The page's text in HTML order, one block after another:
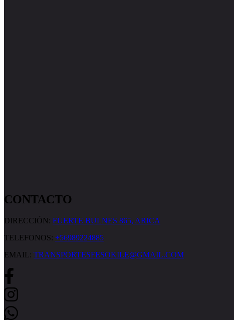
CONTACTO
DIRECCIÓN: FUERTE BULNES 865, ARICA
TELEFONOS: +56989224885
EMAIL: TRANSPORTESFESOKILE@GMAIL.COM